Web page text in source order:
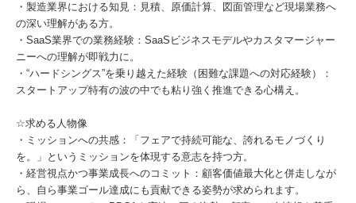
・製造業界における知見：見積、原価計算、図面管理など現場業務へ
の深い理解がある方。
・SaaS業界での業務経験：SaaSビジネスモデルやカスタマージャー
ニーへの理解が即戦力に。
・“ハードシングス”を乗り越えた経験（困難な課題への対応経験）：
スタートアップ特有の波の中でも粘り強く推進できる心構え。
☆求める人物像
・ミッションへの共感：「フェアで持続可能な、誇れるモノづくり
を。」というミッションを体現する意志を持つ方。
・経営視点かつ事業成長へのコミット：顧客価値最大化と併走しなが
ら、自ら事業ゴール達成にも貢献できる姿勢が求められます。